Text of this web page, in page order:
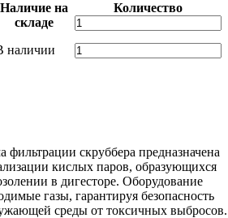
Наличие на
складе
Количество
наличии
фильтрации скруббера предназначена
кислых паров, образующихся
в дигесторе. Оборудование
газы, гарантируя безопасность
среды от токсичных выбросов.